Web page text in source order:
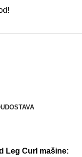
DOSTAVA
Leg Curl mašine: